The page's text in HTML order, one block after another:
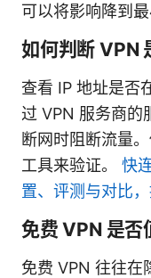
可以将影响降到最
如何判断 VPN
查看 IP 地址是否
过 VPN 服务商的
断网时阻断流量
工具来验证。 快
置、评测与对比
免费 VPN 是否
免费 VPN 往往在